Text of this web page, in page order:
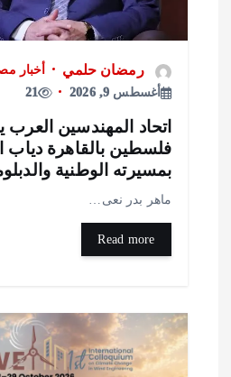
رمضان حلمي
أخبار مصر
أغسطس 9, 2026
21
المهندسين العرب ينعى
بالقاهرة دياب اللوح..
الوطنية والدبلوماسية
بدر نعى…